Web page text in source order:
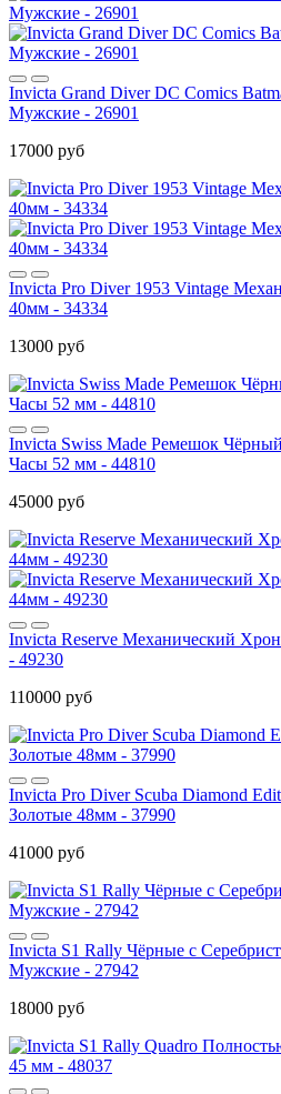
Invicta Grand Diver DC Comics
Мужские - 26901
17000 руб
Invicta Pro Diver 1953 Vintage
40мм - 34334
13000 руб
Invicta Swiss Made Ремешок
Часы 52 мм - 44810
45000 руб
Invicta Reserve Механический
- 49230
110000 руб
Invicta Pro Diver Scuba Diamond
Золотые 48мм - 37990
41000 руб
Invicta S1 Rally Чёрные с
Мужские - 27942
18000 руб